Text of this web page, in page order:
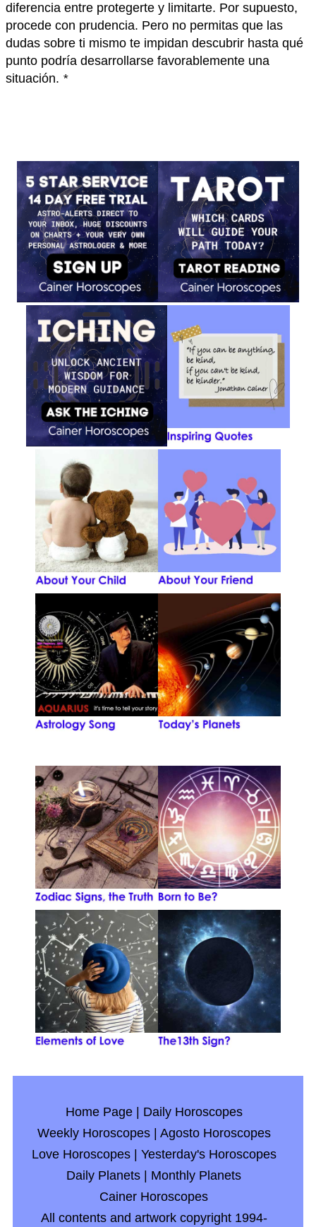
diferencia entre protegerte y limitarte. Por supuesto,
procede con prudencia. Pero no permitas que las
dudas sobre ti mismo te impidan descubrir hasta qué
punto podría desarrollarse favorablemente una
situación. *
Home Page| Daily Horoscopes
Weekly Horoscopes| Agosto Horoscopes
Love Horoscopes| Yesterday's Horoscopes
Daily Planets
Monthly Planets
Cainer Horoscopes
All contents and artwork copyright 1994-